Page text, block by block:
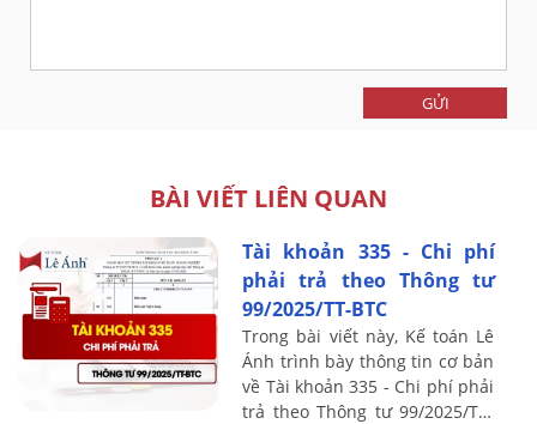
GỬI
BÀI VIẾT LIÊN QUAN
Tài khoản 335 - Chi phí
phải trả theo Thông tư
99/2025/TT-BTC
Trong bài viết này, Kế toán Lê
Ánh trình bày thông tin cơ bản
về Tài khoản 335 - Chi phí phải
trả theo Thông tư 99/2025/TT-